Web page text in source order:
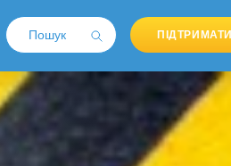
ПІДТРИМАТИ